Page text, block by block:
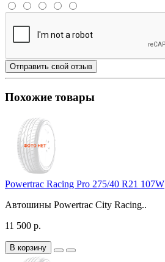
Отправить свой отзыв
Похожие товары
Powertrac Racing Pro 275/40 R21 107W
Автошины Powertrac City Racing..
11 500 р.
В корзину